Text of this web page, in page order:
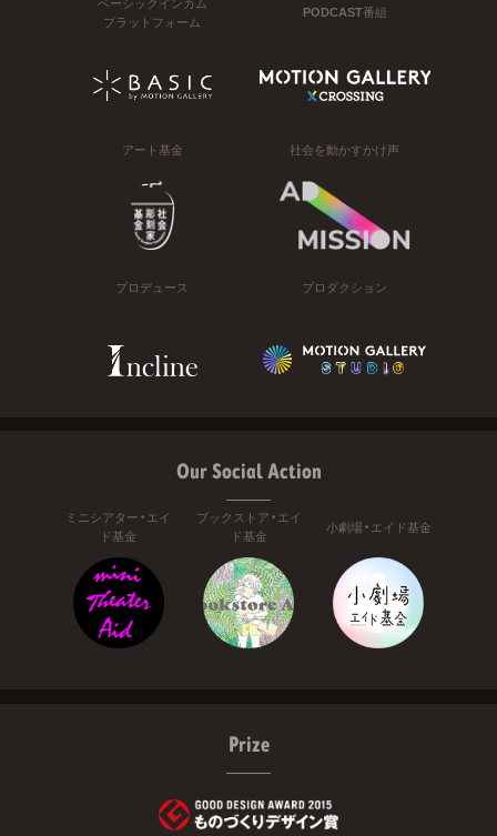
プラットフォーム
PODCAST番組
アート基金 社会を動かすかけ声
プロデュース プロダクション
Our Social Action
ミニシアター・エイ
ド基金
ブックストア・エイ
ド基金
小劇場・エイド基金
Prize